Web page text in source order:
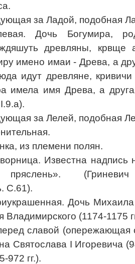
за Ладой, подобная
Дочь Богумира,
древляны, крвще
имено имаи - Древа, а
идут древляне,
имела имя Древа, а
за Лелей, подобная
из племени полян.
Известна надпись
(Гриневич
С.61).
Дочь
Владимирского (1174-1175
славой (опережающая
Святослава I Игоревича
972 гг.).